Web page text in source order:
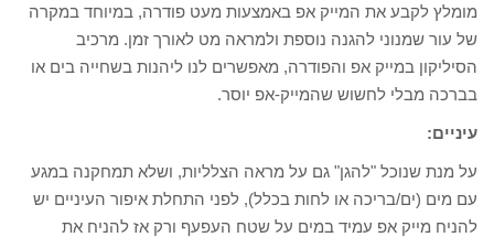
מומלץ לקבע את המייק אפ באמצעות מעט פודרה, במיוחד במקרה
של עור שמנוני להגנה נוספת ולמראה מט לאורך זמן. מרכיב
הסיליקון במייק אפ והפודרה, מאפשרים לנו ליהנות בשחייה בים או
בברכה מבלי לחשוש שהמייק-אפ יוסר.
עיניים:
על מנת שנוכל "להגן" גם על מראה הצלליות, ושלא תמחקנה במגע
עם מים (ים/בריכה או לחות בכלל), לפני התחלת איפור העיניים יש
להניח מייק אפ עמיד במים על שטח העפעף ורק אז להניח את